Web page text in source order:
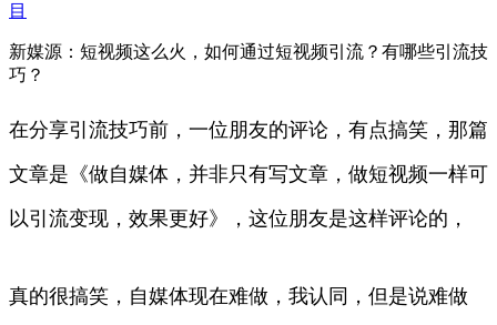
目
新媒源：短视频这么火，如何通过短视频引流？有哪些引流技
巧？
在分享引流技巧前，一位朋友的评论，有点搞笑，那篇
文章是《做自媒体，并非只有写文章，做短视频一样可
以引流变现，效果更好》，这位朋友是这样评论的，
真的很搞笑，自媒体现在难做，我认同，但是说难做